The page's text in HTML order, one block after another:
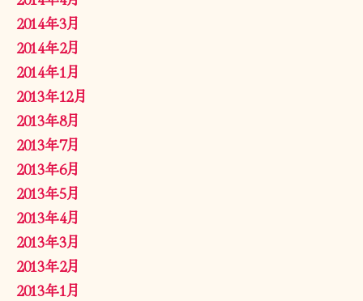
2014年3月
2014年2月
2014年1月
2013年12月
2013年8月
2013年7月
2013年6月
2013年5月
2013年4月
2013年3月
2013年2月
2013年1月